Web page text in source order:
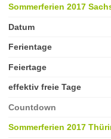
Sommerferien 2017
Datum
Ferientage
Feiertage
effektiv freie Tage
Countdown
Sommerferien 2017